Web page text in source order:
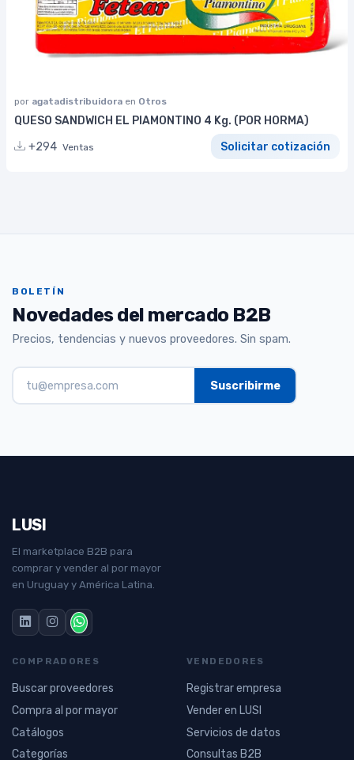
por agatadistribuidora en Otros
QUESO SANDWICH EL PIAMONTINO 4 Kg. (POR HORMA)
+294 Ventas Solicitar cotización
BOLETÍN
Novedades del mercado B2B
Precios, tendencias y nuevos proveedores. Sin spam.
LUSI
El marketplace B2B para
comprar y vender al por mayor
en Uruguay y América Latina.
COMPRADORES
Buscar proveedores
Compra al por mayor
Catálogos
Categorías
VENDEDORES
Registrar empresa
Vender en LUSI
Servicios de datos
Consultas B2B